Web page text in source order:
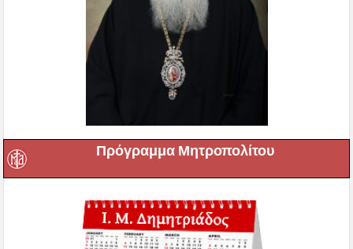
Πρόγραμμα Μητροπολίτου